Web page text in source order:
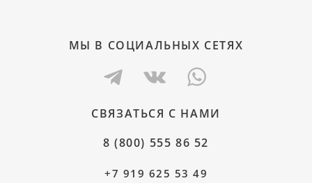
МЫ В СОЦИАЛЬНЫХ СЕТЯХ
СВЯЗАТЬСЯ С НАМИ
8 (800) 555 86 52
+7 919 625 53 49